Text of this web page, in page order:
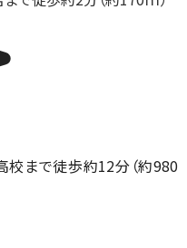
まで徒歩約12分（約980